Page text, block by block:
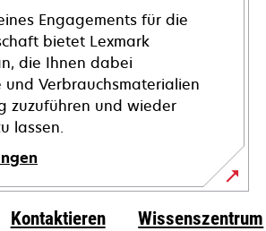
Engagements für die
bietet Lexmark
die Ihnen dabei
und Verbrauchsmaterialien
zuzuführen und wieder
lassen.
Kontaktieren
Wissenszentrum